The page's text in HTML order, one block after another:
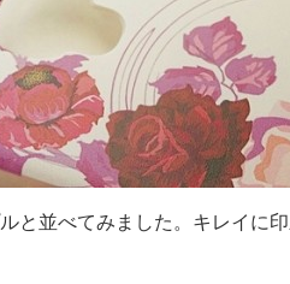
と並べてみました。キレイに